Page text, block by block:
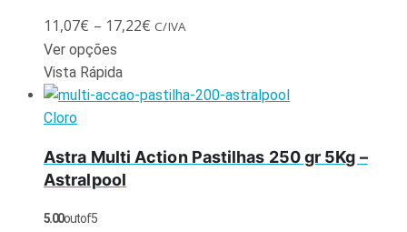
11,07€ – 17,22€ C/IVA
Ver opções
Vista Rápida
Cloro
Astra Multi Action Pastilhas 250 gr 5Kg –
Astralpool
5.00out of 5